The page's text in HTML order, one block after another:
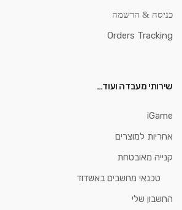
כניסה & הרשמה
Orders Tracking
שירותי מעבדה ועוד…
iGame
אחריות למוצרים
קנייה מאובטחת
טכנאי מחשבים באשדוד
החשבון שלי